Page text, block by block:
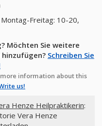
Montag-Freitag: 10-20,
Möchten Sie weitere
Schreiben Sie
information about this
us!
Henze Heilpraktikerin:
Vera Henze